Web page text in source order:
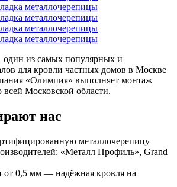
из самых популярных и
для кровли частных домов в Москве
«Олимпия» выполняет монтаж
Московской области.
нас
металлочерепицу
«Металл Профиль», Grand
от 0,5 мм — надёжная кровля на